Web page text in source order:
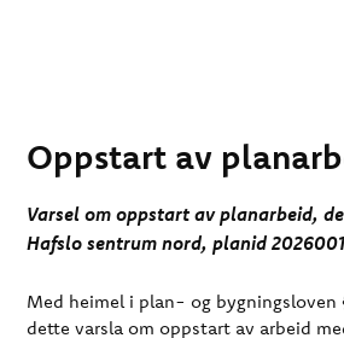
Oppstart av
Varsel om oppstart av planarbeid,
Hafslo sentrum nord, planid 2026001
Med heimel i plan- og bygningsloven
dette varsla om oppstart av arbeid